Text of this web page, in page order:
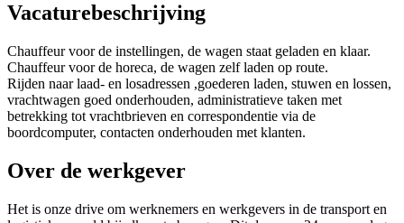
Vacaturebeschrijving
Chauffeur voor de instellingen, de wagen staat geladen en klaar.
Chauffeur voor de horeca, de wagen zelf laden op route.
Rijden naar laad- en losadressen ,goederen laden, stuwen en lossen,
vrachtwagen goed onderhouden, administratieve taken met
betrekking tot vrachtbrieven en correspondentie via de
boordcomputer, contacten onderhouden met klanten.
Over de werkgever
Het is onze drive om werknemers en werkgevers in de transport en